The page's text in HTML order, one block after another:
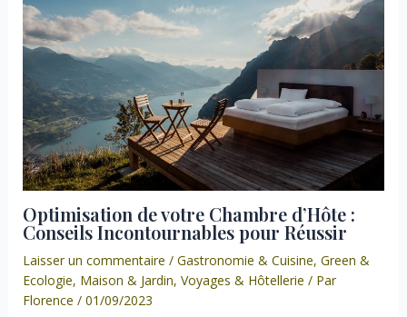
Optimisation de votre Chambre d’Hôte :
Conseils Incontournables pour Réussir
Laisser un commentaire / Gastronomie & Cuisine, Green &
Ecologie, Maison & Jardin, Voyages & Hôtellerie / Par
Florence / 01/09/2023